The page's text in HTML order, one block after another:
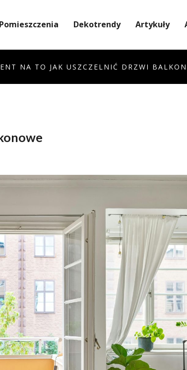
Pomieszczenia Dekotrendy Artykuły
NA TO JAK USZCZELNIĆ DRZWI